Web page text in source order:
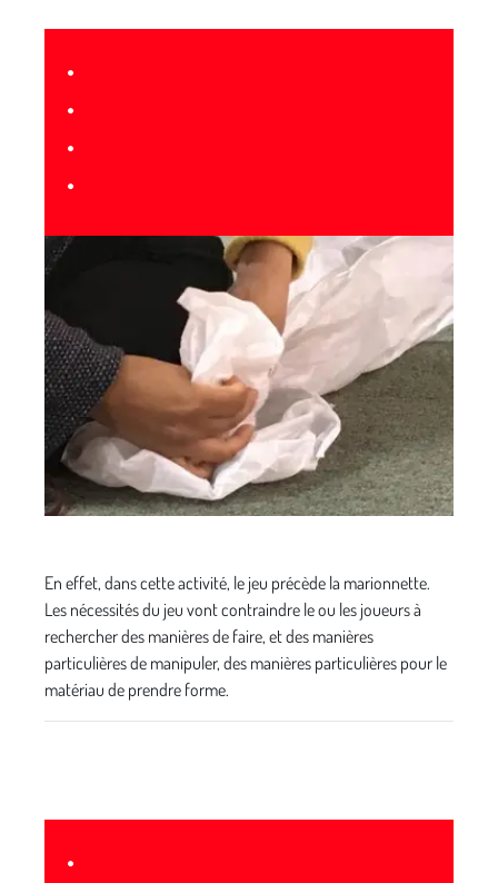
•
•
•
•
En effet, dans cette activité, le jeu précède la marionnette.
Les nécessités du jeu vont contraindre le ou les joueurs à
rechercher des manières de faire, et des manières
particulières de manipuler, des manières particulières pour le
matériau de prendre forme.
•